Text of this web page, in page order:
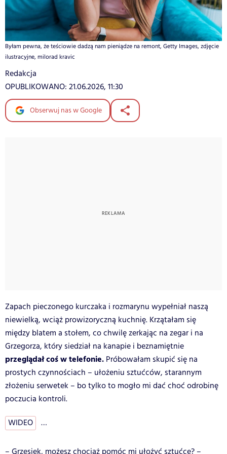
Byłam pewna, że teściowie dadzą nam pieniądze na remont, Getty Images, zdjęcie
ilustracyjne, milorad kravic
Redakcja
OPUBLIKOWANO: 21.06.2026, 11:30
Obserwuj nas w Google
Zapach pieczonego kurczaka i rozmarynu wypełniał naszą
niewielką, wciąż prowizoryczną kuchnię. Krzątałam się
między blatem a stołem, co chwilę zerkając na zegar i na
Grzegorza, który siedział na kanapie i beznamiętnie
przeglądał coś w telefonie. Próbowałam skupić się na
prostych czynnościach – ułożeniu sztućców, starannym
złożeniu serwetek – bo tylko to mogło mi dać choć odrobinę
poczucia kontroli.
WIDEO …
– Grzesiek, możesz chociaż pomóc mi ułożyć sztućce? –